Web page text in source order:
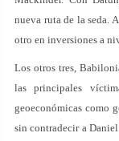
nueva ruta de la seda.
otro en inversiones a
Los otros tres,
las principales
geoeconómicas como
sin contradecir a